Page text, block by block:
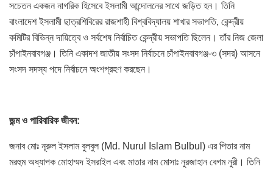
সচেতন একজন নাগরিক হিসেবে ইসলামী আন্দোলনের সাথে জড়িত হন। তিনি
বাংলাদেশ ইসলামী ছাত্রশিবিরের রাজশাহী বিশ্ববিদ্যালয় শাখার সভাপতি, কেন্দ্রীয়
কমিটির বিভিন্ন দায়িত্বে ও সর্বশেষ নির্বাচিত কেন্দ্রীয় সভাপতি ছিলেন। তাঁর নিজ জেলা
চাঁপাইনবাবগঞ্জ। তিনি একাদশ জাতীয় সংসদ নির্বাচনে চাঁপাইনবাবগঞ্জ-৩ (সদর) আসনে
সংসদ সদস্য পদে নির্বাচনে অংশগ্রহণ করছেন।
জন্ম ও পারিবারিক জীবন:
জনাব মোঃ নূরুল ইসলাম বুলবুল (Md. Nurul Islam Bulbul) এর পিতার নাম
মরহুম অধ্যাপক মোহাম্মদ ইসরাইল এবং মাতার নাম মোসাঃ নুরজাহান বেগম নুরী। তিনি